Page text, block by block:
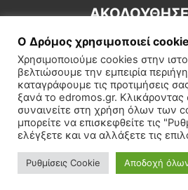
Εγγραφή συνδρομητή Πολιτική
Πολιτισμός
© Δρόμος της
Ο Δρόμος χρησιμοποιεί
Χρησιμοποιούμε cookies στην
βελτιώσουμε την εμπειρία
καταγράφουμε τις προτιμήσεις
ξανά το edromos.gr.
συναινείτε στη χρήση όλων των
μπορείτε να επισκεφθείτε τις
ελέγξετε και να αλλάξετε τις
Ρυθμίσεις Cookie Αποδοχή